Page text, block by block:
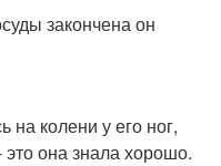
закончена он
на колени у его ног,
это она знала хорошо.